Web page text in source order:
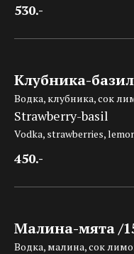
530.-
Клубника-
Водка, клубника, сок
Strawberry-basil
Vodka, strawberries,
450.-
Малина-мята /
Водка, малина, сок